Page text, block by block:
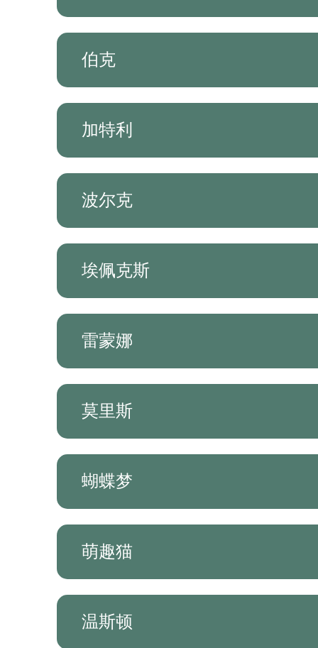
伯克
加特利
波尔克
埃佩克斯
雷蒙娜
莫里斯
蝴蝶梦
萌趣猫
温斯顿